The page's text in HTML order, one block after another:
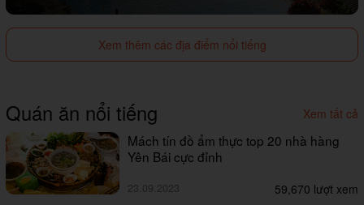
Xem thêm các địa điểm nổi tiếng
Quán ăn nổi tiếng Xem tất cả
Mách tín đồ ẩm thực top 20 nhà hàng
Yên Bái cực đỉnh
23.09.2023 59,670 lượt xem